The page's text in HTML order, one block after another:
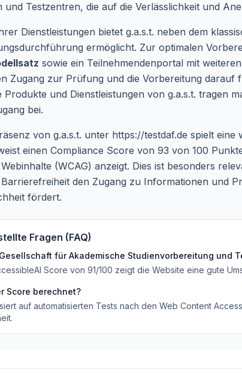
und Testzentren, die auf die Verlässlichkeit und
Dienstleistungen bietet g.a.s.t. neben dem
ermöglicht. Zur optimalen
sowie ein Teilnehmendenportal mit
Zugang zur Prüfung und die Vorbereitung
Produkte und Dienstleistungen von g.a.s.t. tragen
bei.
von g.a.s.t. unter https://testdaf.de spielt eine
einen Compliance Score von 93 von 100
(WCAG) anzeigt. Dies ist besonders
Barrierefreiheit den Zugang zu Informationen und
fördert.
Fragen (FAQ)
Gesellschaft für Akademische Studienvorbereitung und
Score von 91/100 zeigt die Website eine gute
Score berechnet?
auf automatisierten Tests nach den Web Content